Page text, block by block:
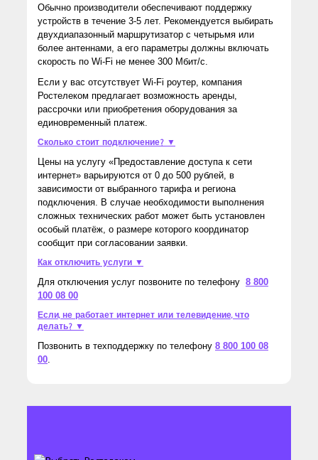
Обычно производители обеспечивают поддержку
устройств в течение 3-5 лет. Рекомендуется выбирать
двухдиапазонный маршрутизатор с четырьмя или
более антеннами, а его параметры должны включать
скорость по Wi-Fi не менее 300 Мбит/с.
Если у вас отсутствует Wi-Fi роутер, компания
Ростелеком предлагает возможность аренды,
рассрочки или приобретения оборудования за
единовременный платеж.
Сколько стоит подключение? ▼
Цены на услугу «Предоставление доступа к сети
интернет» варьируются от 0 до 500 рублей, в
зависимости от выбранного тарифа и региона
подключения. В случае необходимости выполнения
сложных технических работ может быть установлен
особый платёж, о размере которого координатор
сообщит при согласовании заявки.
Как отключить услуги ▼
Для отключения услуг позвоните по телефону 8 800
100 08 00
Если, не работает интернет или телевидение, что
делать? ▼
Позвонить в техподдержку по телефону 8 800 100 08
00.